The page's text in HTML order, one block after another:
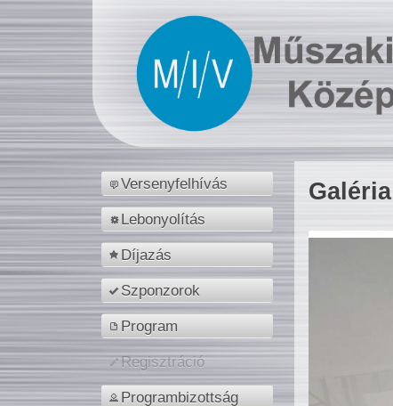
Versenyfelhívás
Lebonyolítás
Díjazás
Szponzorok
Program
Regisztráció
Programbizottság
Galéria